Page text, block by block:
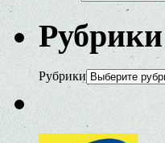
Рубрики
Рубрики